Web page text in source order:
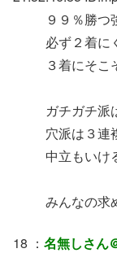
９９％勝つ
必ず２着に
３着にそこ
ガチガチ派
穴派は３連
中立もいけ
みんなの求
18 ： 名無しさん